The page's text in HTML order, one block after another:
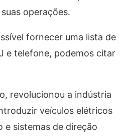
operações.
fornecer uma lista de
e telefone, podemos citar
revolucionou a indústria
veículos elétricos
e sistemas de direção